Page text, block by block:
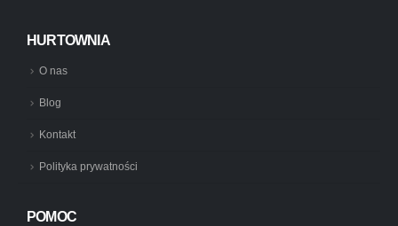
HURTOWNIA
O nas
Blog
Kontakt
Polityka prywatności
POMOC